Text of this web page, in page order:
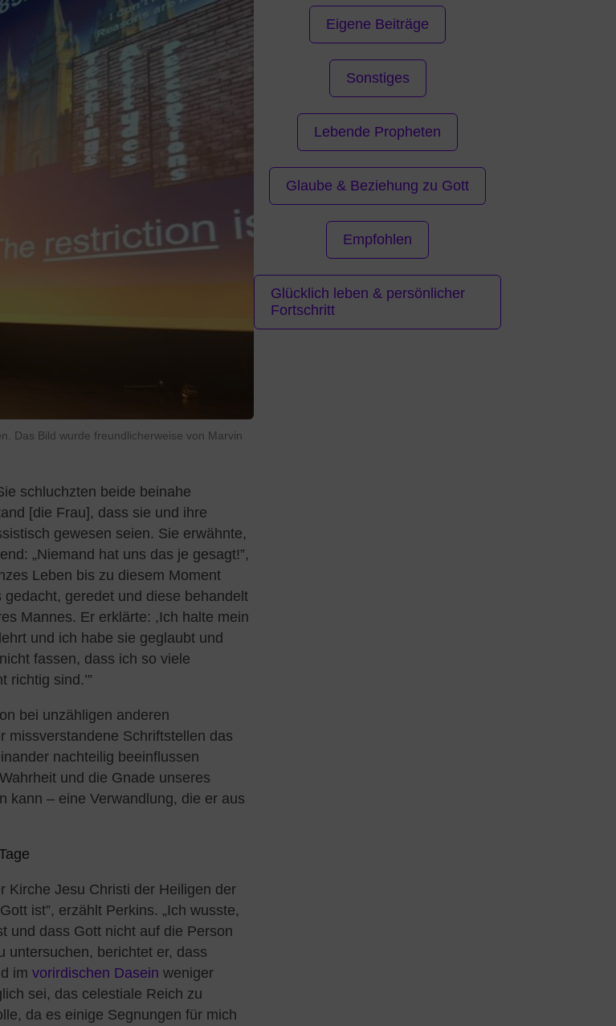
Das Bild wurde freundlicherweise von Marvin
schluchzten beide beinahe
[die Frau], dass sie und ihre
gewesen seien. Sie erwähnte,
„Niemand hat uns das je gesagt!”,
Leben bis zu diesem Moment
geredet und diese behandelt
Mannes. Er erklärte: ,Ich halte mein
und ich habe sie geglaubt und
fassen, dass ich so viele
sind.’”
bei unzähligen anderen
missverstandene Schriftstellen das
nachteilig beeinflussen
und die Gnade unseres
kann – eine Verwandlung, die er aus
Kirche Jesu Christi der Heiligen der
ist”, erzählt Perkins. „Ich wusste,
und dass Gott nicht auf die Person
untersuchen, berichtet er, dass
imvorirdischen Dasein weniger
sei, das celestiale Reich zu
da es einige Segnungen für mich
Eigene Beiträge
Sonstiges
Lebende Propheten
Glaube & Beziehung zu Gott
Empfohlen
Glücklich leben & persönlicher
Fortschritt